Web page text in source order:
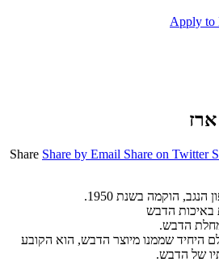
Apply to
Share Share by Email Share on Twitter
הוקמה בשנת 1950.
באיכות הדבש
הדבש.
היחיד שממנו מיוצר הדבש, הוא הקובע
של הדבש.